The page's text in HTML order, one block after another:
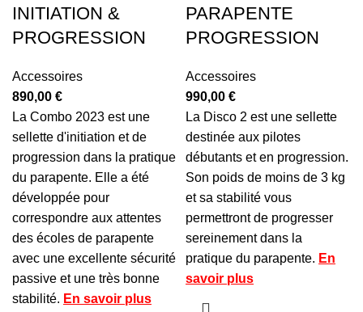
INITIATION &
PROGRESSION
Accessoires
890,00 €
La Combo 2023 est une
sellette d'initiation et de
progression dans la pratique
du parapente. Elle a été
développée pour
correspondre aux attentes
des écoles de parapente
avec une excellente sécurité
passive et une très bonne
stabilité. En savoir plus
PARAPENTE
PROGRESSION
Accessoires
990,00 €
La Disco 2 est une sellette
destinée aux pilotes
débutants et en progression.
Son poids de moins de 3 kg
et sa stabilité vous
permettront de progresser
sereinement dans la
pratique du parapente. En
savoir plus